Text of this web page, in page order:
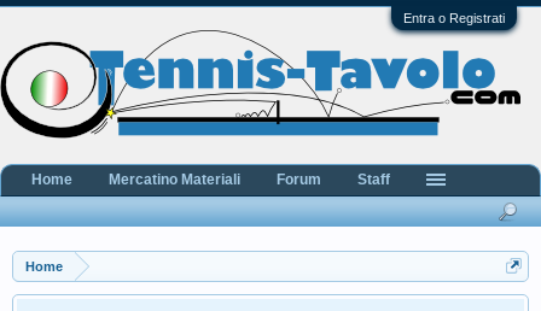
Entra o Registrati
Home
Home Mercatino Materiali Forum Staff